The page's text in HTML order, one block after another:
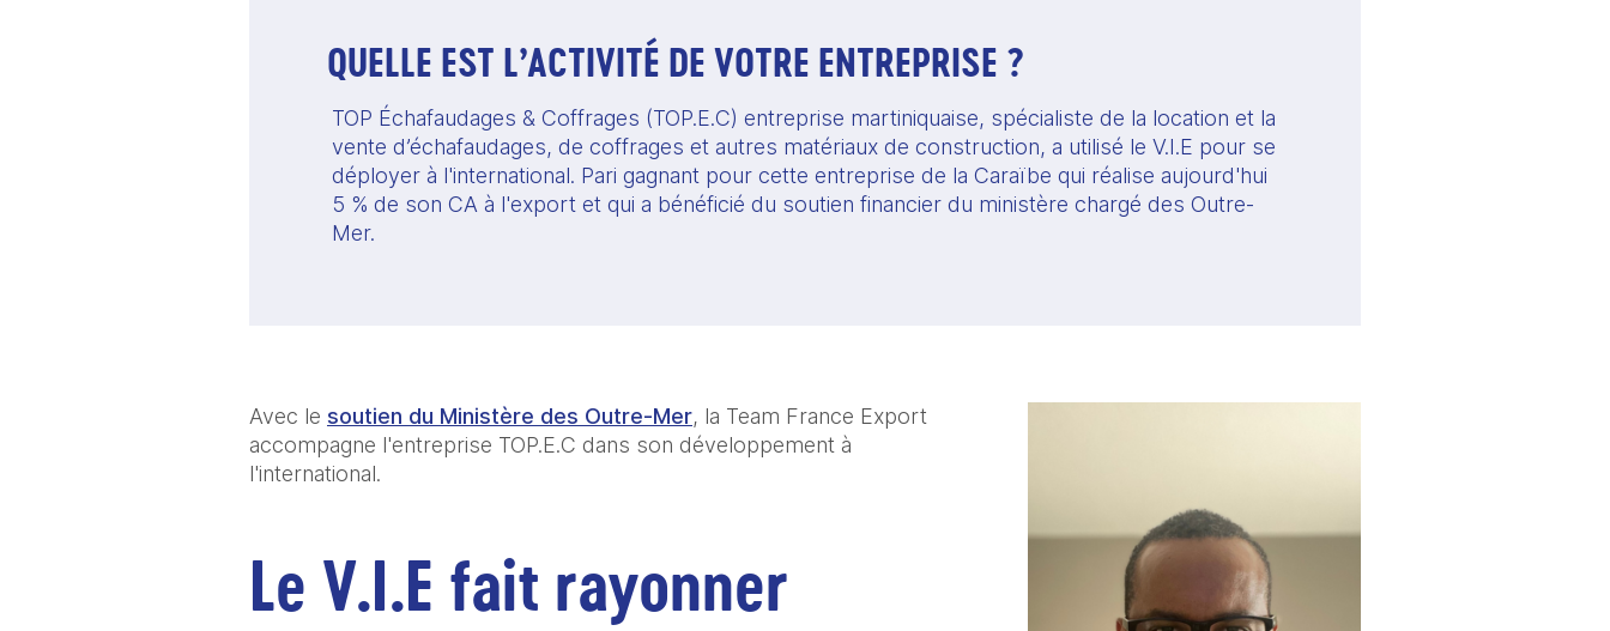
QUELLE EST L’ACTIVITÉ DE VOTRE ENTREPRISE ?
TOP Échafaudages & Coffrages (TOP.E.C) entreprise martiniquaise, spécialiste de la location et la
vente d’échafaudages, de coffrages et autres matériaux de construction, a utilisé le V.I.E pour se
déployer à l'international. Pari gagnant pour cette entreprise de la Caraïbe qui réalise aujourd'hui
5 % de son CA à l'export et qui a bénéficié du soutien financier du ministère chargé des Outre-
Mer.
Avec le soutien du Ministère des Outre-Mer, la Team France Export
accompagne l'entreprise TOP.E.C dans son développement à
l'international.
Le V.I.E fait rayonner